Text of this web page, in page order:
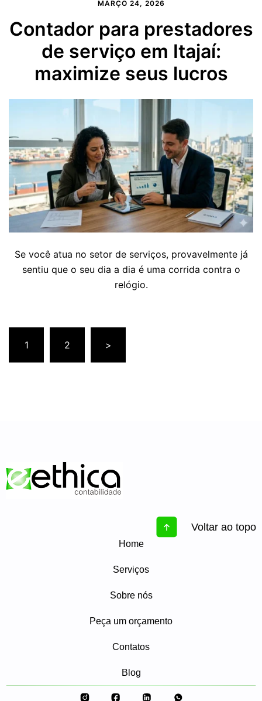
MARÇO 24, 2026
Contador para prestadores
de serviço em Itajaí:
maximize seus lucros
Se você atua no setor de serviços, provavelmente já
sentiu que o seu dia a dia é uma corrida contra o
relógio.
1 2 >
Voltar ao topo
Home
Serviços
Sobre nós
Peça um orçamento
Contatos
Blog